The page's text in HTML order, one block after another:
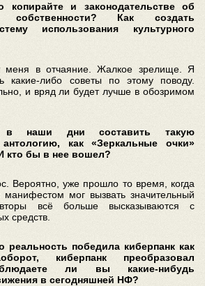
и законодательстве об
собственности? Как создать
использования культурного
меня в отчаяние. Жалкое зрелище. Я
какие-либо советы по этому поводу.
и вряд ли будет лучше в обозримом
наши дни составить такую
как «Зеркальные очки»
кто бы в нее вошел?
Вероятно, уже прошло то время, когда
манифестом мог вызвать значительный
всё больше высказываются с
средств.
реальность победила киберпанк как
киберпанк преобразовал
ли вы какие-нибудь
в сегодняшней НФ?